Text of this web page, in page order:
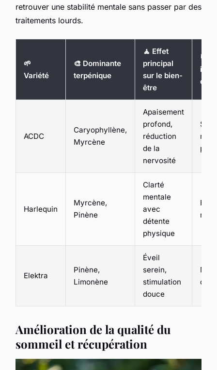
retrouver une stabilité mentale sans passer par des
traitements lourds.
🌱
Variété
🎨 Dominante
terpénique
🧘 Effet
principal
sur le bien-
être
⏰
ACDC
Caryophyllène,
Myrcène
Apaisement
profond,
réduction
de la
nervosité
Harlequin
Myrcène,
Pinène
Clarté
mentale
avec
détente
physique
Fin
midi
Elektra
Pinène,
Limonène
Éveil
serein,
stimulation
douce
Amélioration de la qualité du
sommeil et récupération